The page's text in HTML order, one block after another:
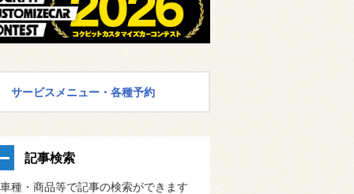
サービスメニュー・各種予約
記事検索
種・商品等で記事の検索ができます